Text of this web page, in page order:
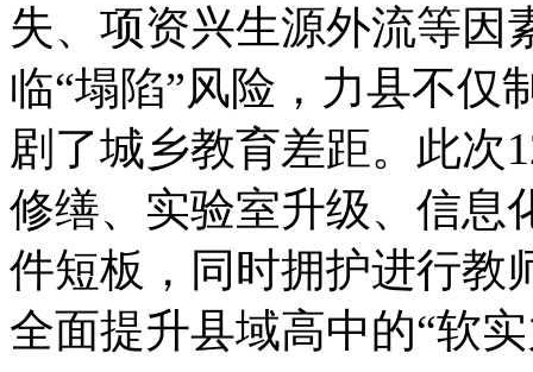
失、项资兴生源外流等因
临“塌陷”风险，力县不仅
剧了城乡教育差距。此次
修缮、实验室升级、信息
件短板，同时拥护进行教
全面提升县域高中的“软